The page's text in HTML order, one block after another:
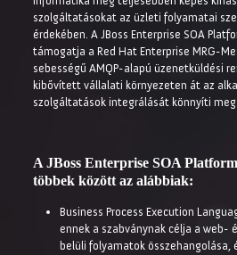
szolgáltatásokat az üzleti folyamatai
érdekében. A JBoss Enterprise SOA
támogatja a Red Hat Enterprise MRG-
sebességű AMQP-alapú üzenetküldési
kibővített vállalati környezeten át az
szolgáltatások integrálását könnyíti meg.
A JBoss Enterprise SOA
többek között az alábbiak:
Business Process Execution
ennek a szabványnak célja a web-
belüli folyamatok összehangolása,